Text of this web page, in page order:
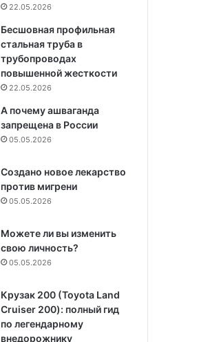
22.05.2026
Бесшовная профильная
стальная труба в
трубопроводах
повышенной жесткости
22.05.2026
А почему ашваганда
запрещена в России
05.05.2026
Создано новое лекарство
против мигрени
05.05.2026
Можете ли вы изменить
свою личность?
05.05.2026
Крузак 200 (Toyota Land
Cruiser 200): полный гид
по легендарному
внедорожнику